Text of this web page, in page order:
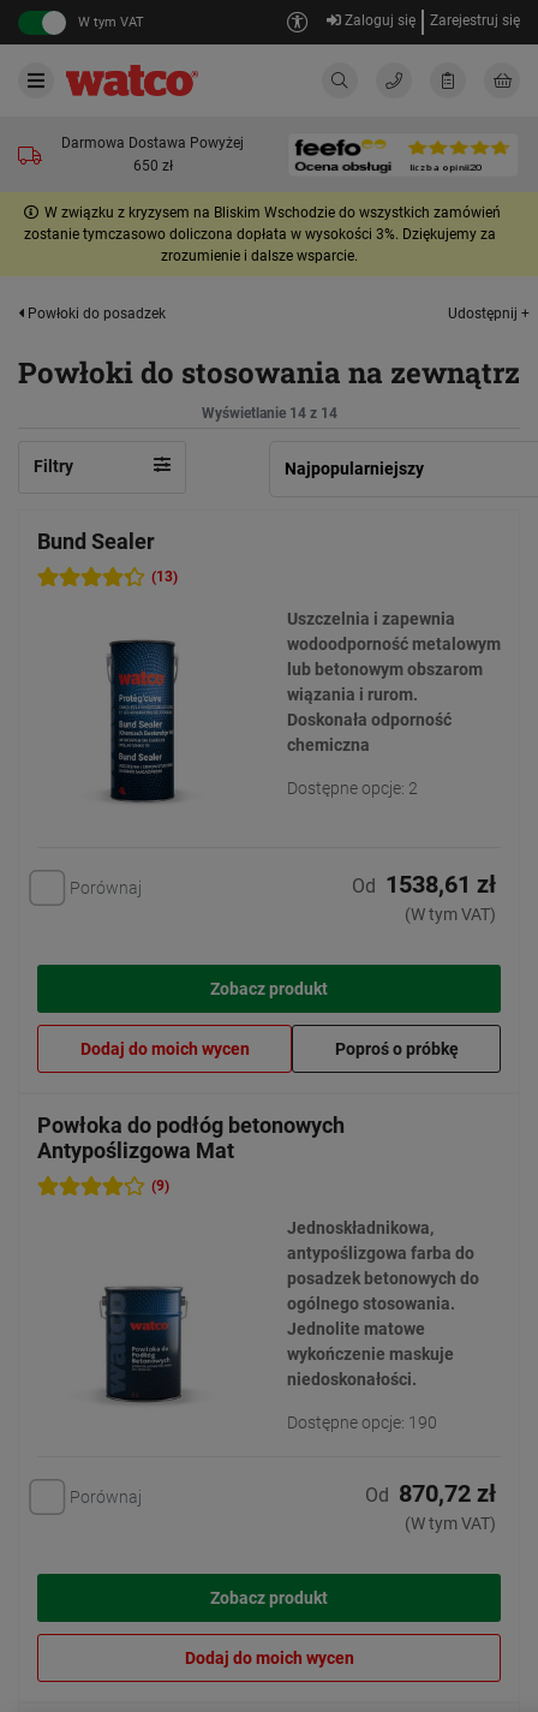
W tym VAT Zaloguj się Zarejestruj się
Darmowa Dostawa Powyżej
650 zł
W związku z kryzysem na Bliskim Wschodzie do wszystkich zamówień
zostanie tymczasowo doliczona dopłata w wysokości 3%. Dziękujemy za
zrozumienie i dalsze wsparcie.
Powłoki do posadzek Udostępnij +
Powłoki do stosowania na zewnątrz
Wyświetlanie 14 z 14
Filtry
Bund Sealer
(13)
Uszczelnia i zapewnia
wodoodporność metalowym
lub betonowym obszarom
wiązania i rurom.
Doskonała odporność
chemiczna
Dostępne opcje: 2
Porównaj Od 1538,61 zł
(W tym VAT)
Zobacz produkt
Dodaj do moich wycen Poproś o próbkę
Powłoka do podłóg betonowych
Antypoślizgowa Mat
(9)
Jednoskładnikowa,
antypoślizgowa farba do
posadzek betonowych do
ogólnego stosowania.
Jednolite matowe
wykończenie maskuje
niedoskonałości.
Dostępne opcje: 190
Porównaj Od 870,72 zł
(W tym VAT)
Zobacz produkt
Dodaj do moich wycen